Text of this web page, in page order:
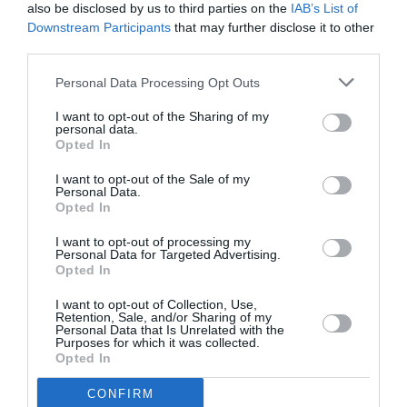
also be disclosed by us to third parties on the IAB’s List of
Downstream Participants that may further disclose it to other
Personal Data Processing Opt Outs
I want to opt-out of the Sharing of my
personal data.
Opted In
I want to opt-out of the Sale of my
Personal Data.
Opted In
I want to opt-out of processing my
Personal Data for Targeted Advertising.
Opted In
I want to opt-out of Collection, Use,
Retention, Sale, and/or Sharing of my
Personal Data that Is Unrelated with the
Purposes for which it was collected.
Opted In
CONFIRM
Δημηρόπουλος, Δέσποινα Μπουγατιώτη, Θάλεια
Ταυτότητα
Συκιές
Ημερομηνία: Τρίτη 12 Ιουλίου 2016, στις 21.15
Τιμή εισιτηρίου: 15 ευρώ (γενική είσοδος), 12 ευρώ
(φοιτητικό), 10 (ανέργων και άνω των 65)
Προπώληση: viva.gr
Ακολουθήστε το Culturenow.gr στοGoogle Newsκαι
μάθετε πρώτοι όλες τις ειδήσεις